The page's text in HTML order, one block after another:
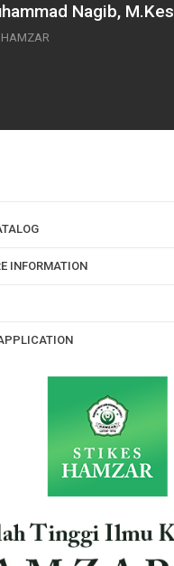
Nagib, M.Kes
HAMZAR
INFORMATION